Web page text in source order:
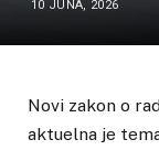
10 JUNA, 2026
Novi zakon o
aktuelna je